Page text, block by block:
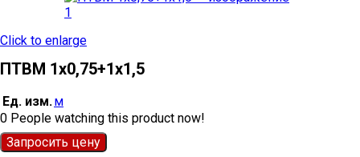
Click to enlarge
ПТВМ 1х0,75+1х1,5
Ед. изм.м
0 People watching this product now!
Запросить цену